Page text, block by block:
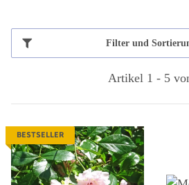
Filter und
Artikel 1 - 5
BESTSELLER